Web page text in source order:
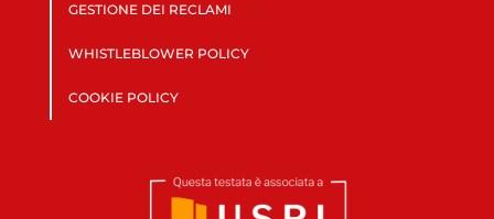
GESTIONE DEI RECLAMI
WHISTLEBLOWER POLICY
COOKIE POLICY